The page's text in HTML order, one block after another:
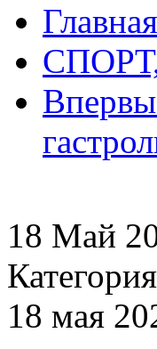
Главная
18 Май
18 мая